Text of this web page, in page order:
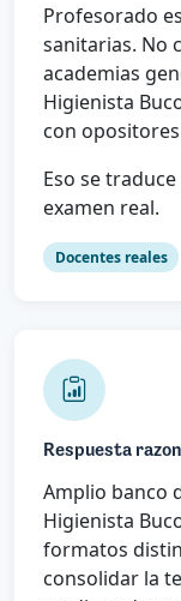
Profesorado
sanitarias. No
academias
Higienista
con
Eso se
examen real.
Docentes reales
Respuesta
Amplio banco
Higienista
formatos
consolidar la